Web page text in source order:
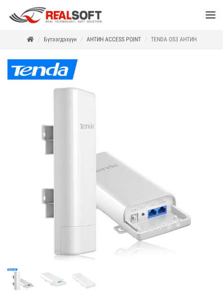
Бүтээгдэхүүн АНТИН ACCESS POINT ТENDA OS3 АНТИН